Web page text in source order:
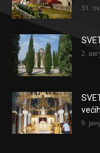
31.
2.
9.